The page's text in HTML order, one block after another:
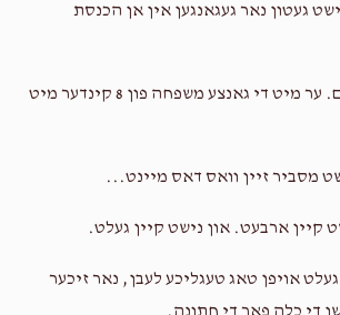
געטון נאר געגאנגען אין אן הכנסת
יא אן הכנסת אורחים. ער מיט די גאנצע משפחה פון 8 קינדער מיט
מסביר זיין וואס דאס מיינט...
קיין ארבעט. און נישט קיין געלט.
אויפן טאג טעגליכע לעבן, נאר זיכער
די כלה פאר די חתונה.